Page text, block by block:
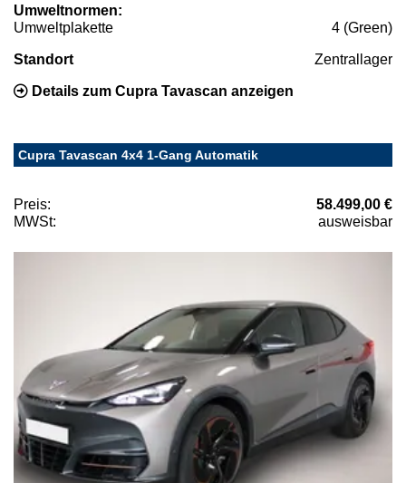
Umweltnormen:
Umweltplakette
4 (Green)
Standort Zentrallager
Details zum Cupra Tavascan anzeigen
Cupra Tavascan 4x4 1-Gang Automatik
Preis:
58.499,00 €
MWSt:
ausweisbar